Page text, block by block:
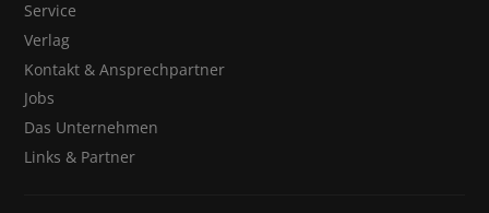
Service
Verlag
Kontakt & Ansprechpartner
Jobs
Das Unternehmen
Links & Partner